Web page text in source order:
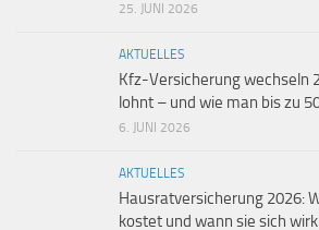
25. JUNI 2026
AKTUELLES
Kfz-Versicherung wechseln
lohnt – und wie man bis zu
6. JUNI 2026
AKTUELLES
Hausratversicherung 2026:
kostet und wann sie sich